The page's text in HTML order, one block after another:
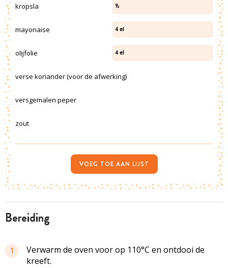
bereiding
1
Verwarm de oven voor op 110°C en ontdooi de
kreeft.
kropsla ½
mayonaise 4 el
olijfolie 4 el
verse koriander (voor de afwerking)
versgemalen peper
zout
VOEG TOE AAN LIJST